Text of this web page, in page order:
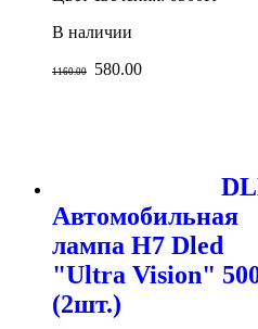
В наличии
1160.00 580.00
Автомобильная
лампа H7 Dled
"Ultra Vision"
(2шт.)